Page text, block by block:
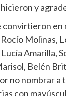
y
convirtieron en
Molinas,
Amarilla,
Belén
no nombrar a
con